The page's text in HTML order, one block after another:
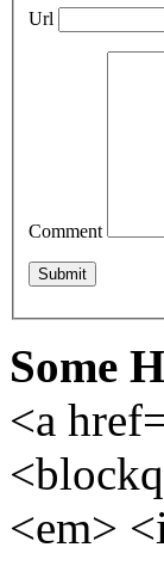
Url
Comment
Some
<a
<em>